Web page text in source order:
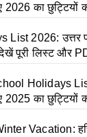
Talika
2026 का छुट्टियों
Talika
avkash suchi |
Madhyamik
2026: उत्तर
पूरी लिस्ट और
Talika | Up
Holidays
2025 का छुट्टियों
Talika
Vacation: